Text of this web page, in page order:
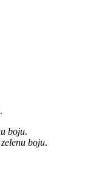
boju.
boju.